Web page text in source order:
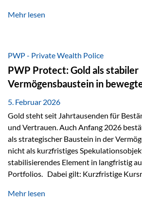
was bekommen – wann – und in
bei größeren Vermögen ist das
Mehr lesen
PWP - Private Wealth Police
PWP Protect: Gold als stabiler
Vermögensbaustein in
5. Februar 2026
Gold steht seit Jahrtausenden für
und Vertrauen. Auch Anfang 2026
als strategischer Baustein in der
nicht als kurzfristiges
stabilisierendes Element in langfristig
Portfolios. Dabei gilt: Kurzfristige Kursrückgänge und
starken Anstiegen. Diese verändern
Mehr lesen